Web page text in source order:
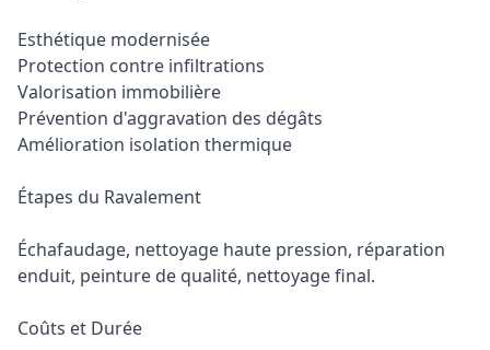
Esthétique modernisée
Protection contre infiltrations
Valorisation immobilière
Prévention d'aggravation des dégâts
Amélioration isolation thermique
Étapes du Ravalement
Échafaudage, nettoyage haute pression, réparation
enduit, peinture de qualité, nettoyage final.
Coûts et Durée